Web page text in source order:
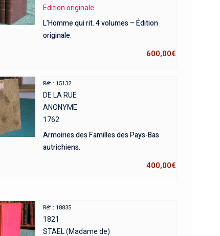
Edition originale
L’Homme qui rit. 4 volumes – Édition
originale.
600,00€
Réf : 15132
DE LA RUE
ANONYME
1762
Armoiries des Familles des Pays-Bas
autrichiens.
400,00€
Réf : 18835
1821
STAEL (Madame de)